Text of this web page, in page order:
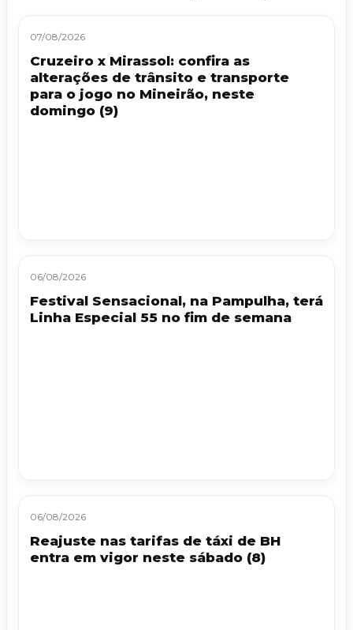
07/08/2026
Cruzeiro x Mirassol: confira as
alterações de trânsito e transporte
para o jogo no Mineirão, neste
domingo (9)
06/08/2026
Festival Sensacional, na Pampulha, terá
Linha Especial 55 no fim de semana
06/08/2026
Reajuste nas tarifas de táxi de BH
entra em vigor neste sábado (8)